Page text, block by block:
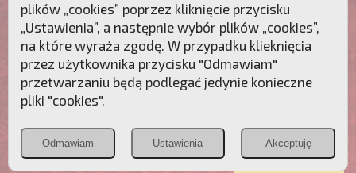
Przebudźmy sumienia Polaków!
Polonia
Christiana
PCh24.pl
Przymierze
POZNAJ APOSTOLAT FATIMY WESPRZYJ
NAS
plików „cookies” poprzez kliknięcie przycisku
„Ustawienia”, a następnie wybór plików „cookies”,
na które wyraża zgodę. W przypadku klieknięcia
przez użytkownika przycisku "Odmawiam"
przetwarzaniu będą podlegać jedynie konieczne
pliki "cookies".
Odmawiam Ustawienia Akceptuję